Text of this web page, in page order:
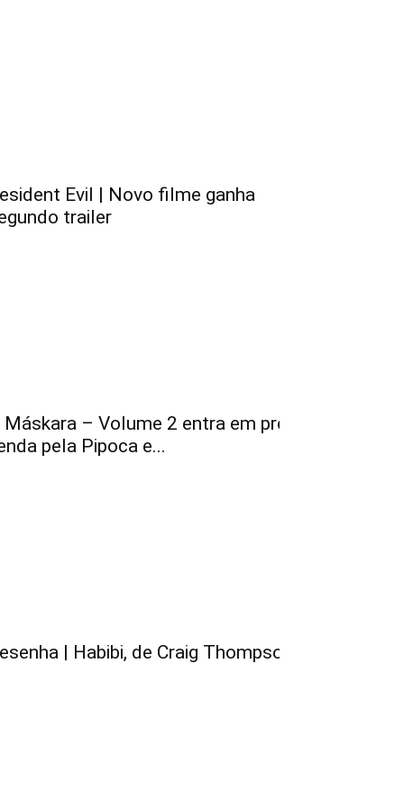
Evil | Novo filme ganha
trailer
Máskara – Volume 2 entra em pré-
pela Pipoca e...
| Habibi, de Craig Thompson